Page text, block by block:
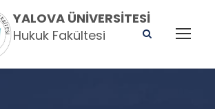
YALOVA ÜNIVERSITESI
Hukuk Fakültesi